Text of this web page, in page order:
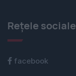
Rețele sociale
facebook